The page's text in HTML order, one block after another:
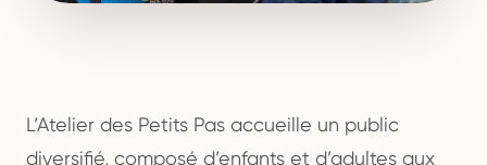
L’Atelier des Petits Pas accueille un public
diversifié, composé d’enfants et d’adultes aux